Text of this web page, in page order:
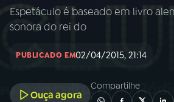
Início
INÍCIO
A RÁDIO
Espetáculo é baseado em livro
sonora do rei do
PUBLICADO EM02/04/2015, 21:14
Ouça agora
Compartilhe